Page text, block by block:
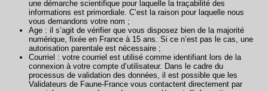
une démarche scientifique pour laquelle la traçabilité des
informations est primordiale. C’est la raison pour laquelle nous
vous demandons votre nom ;
Age : il s’agit de vérifier que vous disposez bien de la majorité
numérique, fixée en France à 15 ans. Si ce n’est pas le cas, une
autorisation parentale est nécessaire ;
Courriel : votre courriel est utilisé comme identifiant lors de la
connexion à votre compte d’utilisateur. Dans le cadre du
processus de validation des données, il est possible que les
Validateurs de Faune-France vous contactent directement par